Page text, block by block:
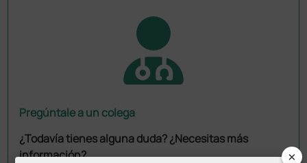
Pregúntale a un colega
¿Todavía tienes alguna duda? ¿Necesitas más
información?
×